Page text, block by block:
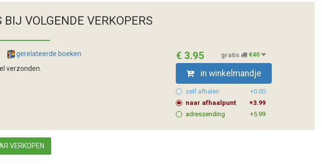
BIJ VOLGENDE VERKOPERS
gerelateerde boeken
verzonden.
€ 3.95 gratis €40
in winkelmandje
zelf afhalen
+0.00
naar afhaalpunt
+3.99
adreszending
+5.99
VERKOPEN